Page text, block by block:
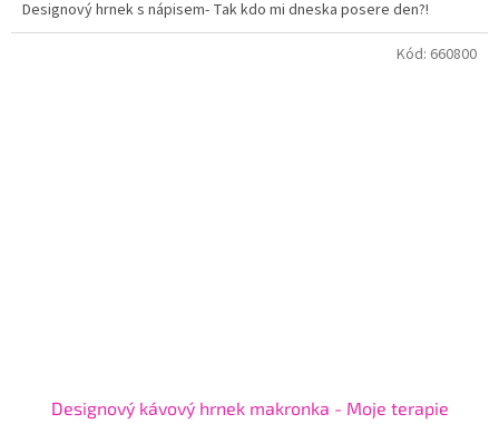
Designový hrnek s nápisem- Tak kdo mi dneska posere den?!
Designový kávový hrnek makronka - Moje terapie
Kód: 660800